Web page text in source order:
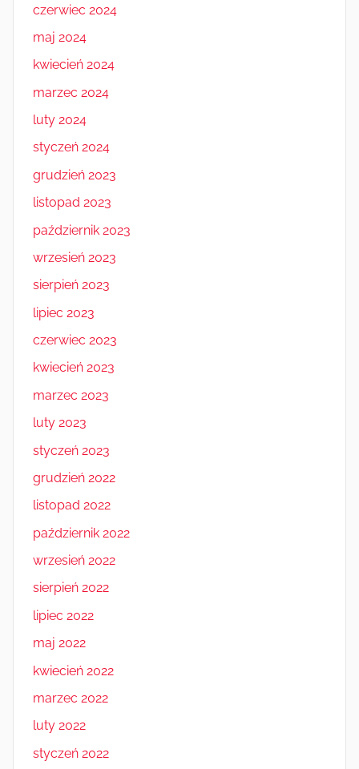
czerwiec 2024
maj 2024
kwiecień 2024
marzec 2024
luty 2024
styczeń 2024
grudzień 2023
listopad 2023
październik 2023
wrzesień 2023
sierpień 2023
lipiec 2023
czerwiec 2023
kwiecień 2023
marzec 2023
luty 2023
styczeń 2023
grudzień 2022
listopad 2022
październik 2022
wrzesień 2022
sierpień 2022
lipiec 2022
maj 2022
kwiecień 2022
marzec 2022
luty 2022
styczeń 2022